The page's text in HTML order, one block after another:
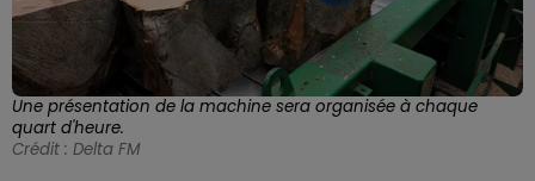
Une présentation de la machine sera organisée à chaque
quart d'heure.
Crédit : Delta FM